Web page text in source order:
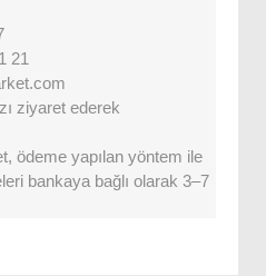
21
ziyaret ederek
ödeme yapılan yöntem ile
bankaya bağlı olarak 3–7